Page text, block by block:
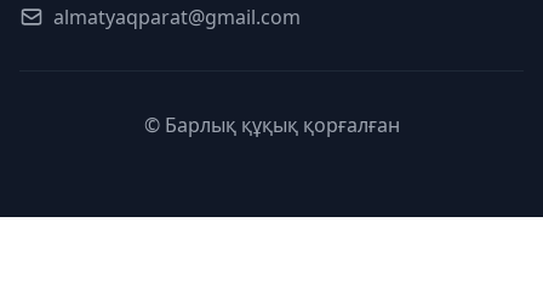
almatyaqparat@gmail.com
© Барлық құқық қорғалған